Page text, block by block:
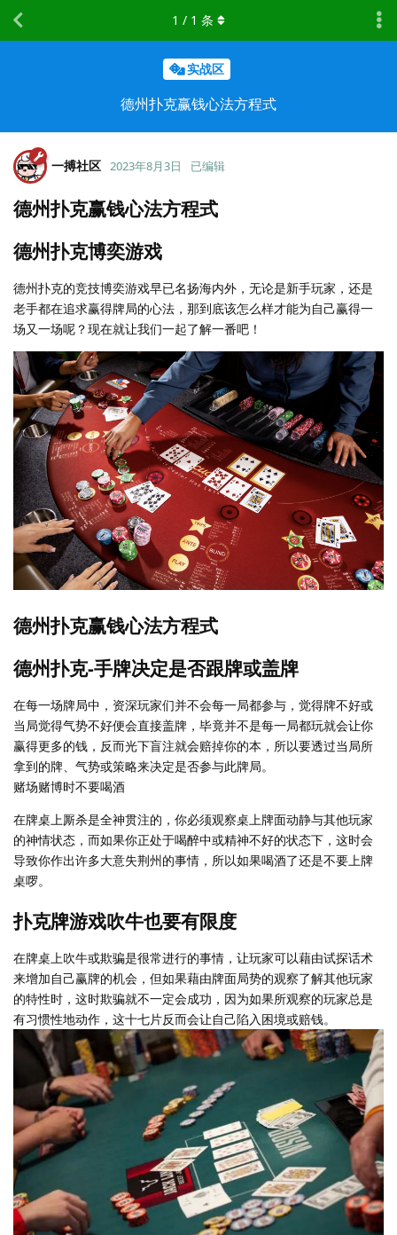
实战区
德州扑克赢钱心法方程式
1 / 1 条
一搏社区 2023年8月3日 已编辑
德州扑克赢钱心法方程式
德州扑克博奕游戏
德州扑克的竞技博奕游戏早已名扬海内外，无论是新手玩家，还是
老手都在追求赢得牌局的心法，那到底该怎么样才能为自己赢得一
场又一场呢？现在就让我们一起了解一番吧！
德州扑克赢钱心法方程式
德州扑克-手牌决定是否跟牌或盖牌
在每一场牌局中，资深玩家们并不会每一局都参与，觉得牌不好或
当局觉得气势不好便会直接盖牌，毕竟并不是每一局都玩就会让你
赢得更多的钱，反而光下盲注就会赔掉你的本，所以要透过当局所
拿到的牌、气势或策略来决定是否参与此牌局。
赌场赌博时不要喝酒
在牌桌上厮杀是全神贯注的，你必须观察桌上牌面动静与其他玩家
的神情状态，而如果你正处于喝醉中或精神不好的状态下，这时会
导致你作出许多大意失荆州的事情，所以如果喝酒了还是不要上牌
桌啰。
扑克牌游戏吹牛也要有限度
在牌桌上吹牛或欺骗是很常进行的事情，让玩家可以藉由试探话术
来增加自己赢牌的机会，但如果藉由牌面局势的观察了解其他玩家
的特性时，这时欺骗就不一定会成功，因为如果所观察的玩家总是
有习惯性地动作，这十七片反而会让自己陷入困境或赔钱。